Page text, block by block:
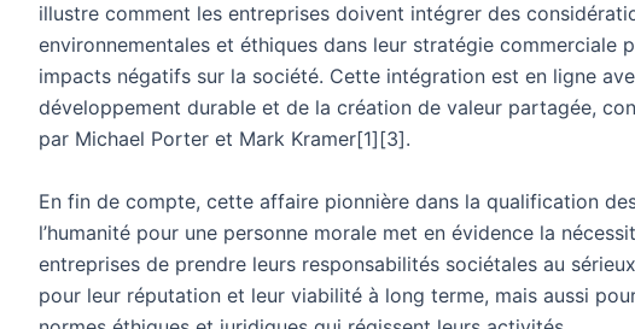
illustre comment les entreprises doivent intégrer des
environnementales et éthiques dans leur stratégie commerciale
impacts négatifs sur la société. Cette intégration est en ligne
développement durable et de la création de valeur partagée,
par Michael Porter et Mark Kramer[1][3].
En fin de compte, cette affaire pionnière dans la qualification
l’humanité pour une personne morale met en évidence la
entreprises de prendre leurs responsabilités sociétales au
pour leur réputation et leur viabilité à long terme, mais aussi